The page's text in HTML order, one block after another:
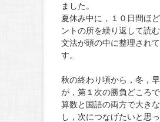
ました。
夏休み中に，１０日間ほ
ントの所を繰り返して読
文法が頭の中に整理され
す。
秋の終わり頃から，冬，
が，第１次の勝負どころで
算数と国語の両方で大き
し，次につなげたいと思っ